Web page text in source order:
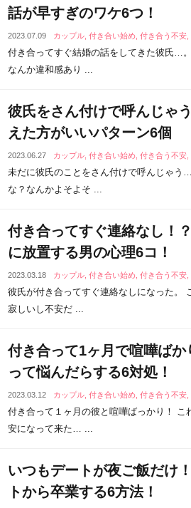
話が早すぎのワケ6つ！
2023.07.09 カップル ,付き合い始め ,付き合う不安
付き合ってすぐ結婚の話をしてきた彼氏…
なんか違和感あり ...
彼氏をさん付けで呼んじゃ
えた方がいいパターン6個
2023.06.27 カップル ,付き合い始め ,付き合う不安
未だに彼氏のことをさん付けで呼んじゃう
な？なんかよそよそ ...
付き合ってすぐ連絡なし！
に放置する男の心理6コ！
2023.03.18 カップル ,付き合い始め ,付き合う不安
彼氏が付き合ってすぐ連絡なしになった。
寂しいし不安だ ...
付き合って1ヶ月で喧嘩ばか
って悩んだらする6対処！
2023.03.12 カップル ,付き合い始め ,付き合う不安
付き合って１ヶ月の彼と喧嘩ばっかり！ こ
安になって来た… ...
いつもデートが夜ご飯だけ
トから卒業する6方法！